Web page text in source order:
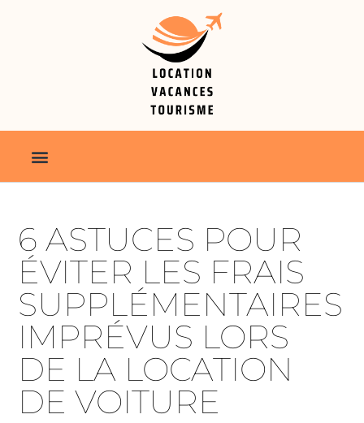
6 ASTUCES POUR
ÉVITER LES FRAIS
SUPPLÉMENTAIRES
IMPRÉVUS LORS
DE LA LOCATION
DE VOITURE